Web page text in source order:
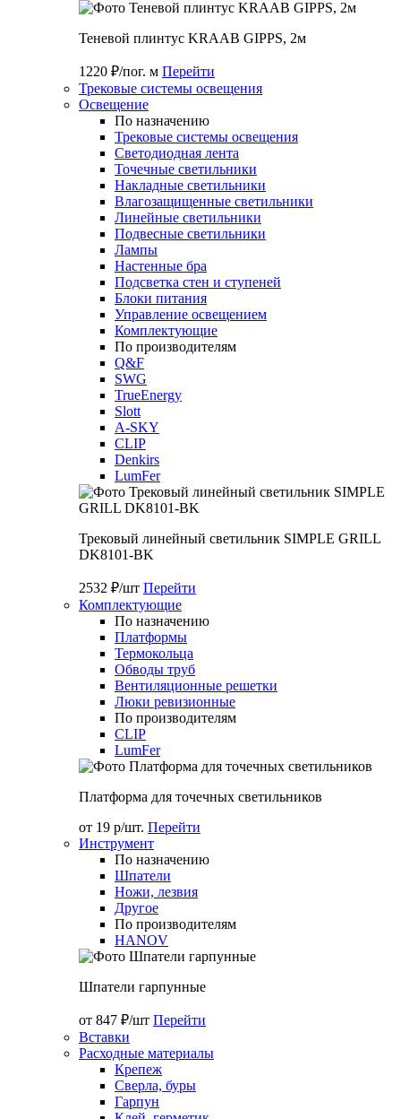
Теневой плинтус KRAAB GIPPS, 2м
1220 ₽/пог. м Перейти
Трековые системы освещения
Освещение
По назначению
Трековые системы освещения
Светодиодная лента
Точечные светильники
Накладные светильники
Влагозащищенные светильники
Линейные светильники
Подвесные светильники
Лампы
Настенные бра
Подсветка стен и ступеней
Блоки питания
Управление освещением
Комплектующие
По производителям
Q&F
SWG
TrueEnergy
Slott
A-SKY
CLIP
Denkirs
LumFer
Трековый линейный светильник SIMPLE GRILL
DK8101-BK
2532 ₽/шт Перейти
Комплектующие
По назначению
Платформы
Термокольца
Обводы труб
Вентиляционные решетки
Люки ревизионные
По производителям
CLIP
LumFer
Платформа для точечных светильников
от 19 р/шт. Перейти
Инструмент
По назначению
Шпатели
Ножи, лезвия
Другое
По производителям
HANOV
Шпатели гарпунные
от 847 ₽/шт Перейти
Вставки
Расходные материалы
Крепеж
Сверла, буры
Гарпун